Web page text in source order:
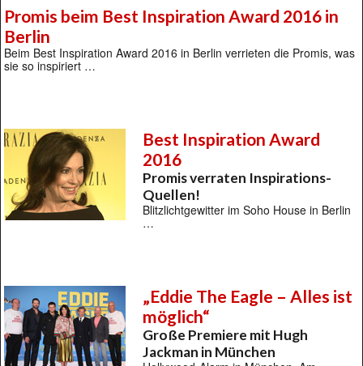
Promis beim Best Inspiration Award 2016 in
Berlin
Beim Best Inspiration Award 2016 in Berlin verrieten die Promis, was
sie so inspiriert …
Best Inspiration Award
2016
Promis verraten Inspirations-
Quellen!
Blitzlichtgewitter im Soho House in Berlin
…
„Eddie The Eagle – Alles ist
möglich“
Große Premiere mit Hugh
Jackman in München